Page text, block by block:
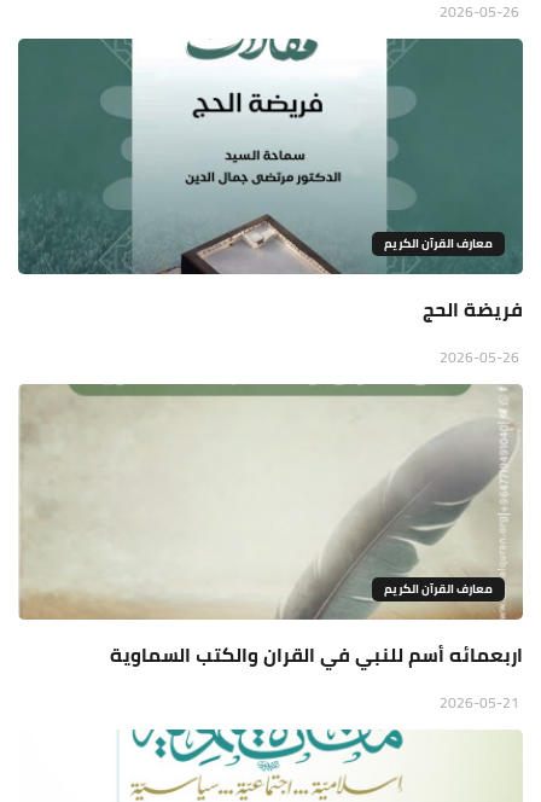
معارف القرآن الكريم
فريضة الحج
معارف القرآن الكريم
اربعمائه أسم للنبي في القران والكتب السماوية